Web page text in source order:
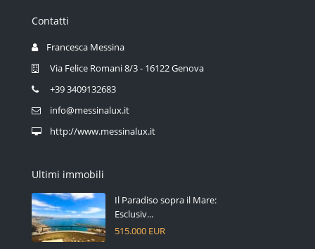
Contatti
Francesca Messina
Via Felice Romani 8/3 - 16122 Genova
+39 3409132683
info@messinalux.it
http://www.messinalux.it
Ultimi immobili
Il Paradiso sopra il Mare:
Esclusiv...
515.000 EUR